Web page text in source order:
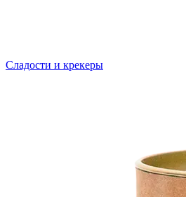
Сладости и крекеры